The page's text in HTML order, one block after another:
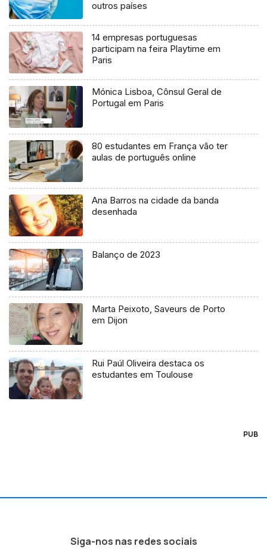
outros países
14 empresas portuguesas
participam na feira Playtime em
Paris
Mónica Lisboa, Cônsul Geral de
Portugal em Paris
80 estudantes em França vão ter
aulas de português online
Ana Barros na cidade da banda
desenhada
Balanço de 2023
Marta Peixoto, Saveurs de Porto
em Dijon
Rui Paúl Oliveira destaca os
estudantes em Toulouse
PUB
Siga-nos nas redes sociais